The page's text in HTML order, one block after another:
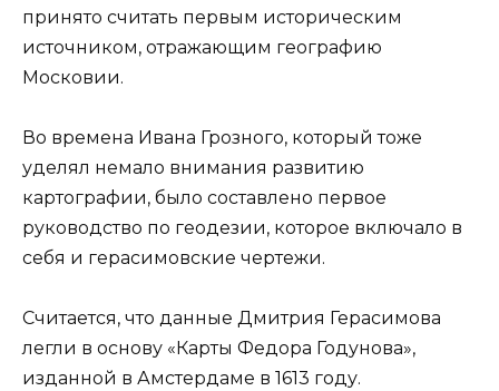
принято считать первым историческим
источником, отражающим географию
Московии.
Во времена Ивана Грозного, который тоже
уделял немало внимания развитию
картографии, было составлено первое
руководство по геодезии, которое включало в
себя и герасимовские чертежи.
Считается, что данные Дмитрия Герасимова
легли в основу «Карты Федора Годунова»,
изданной в Амстердаме в 1613 году.